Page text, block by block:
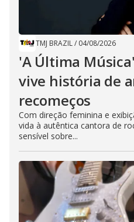
TMJ BRAZIL/ 04/08/2026
'A Última
vive história de
recomeços
Com direção feminina e
vida à autêntica cantora de
sensível sobre...